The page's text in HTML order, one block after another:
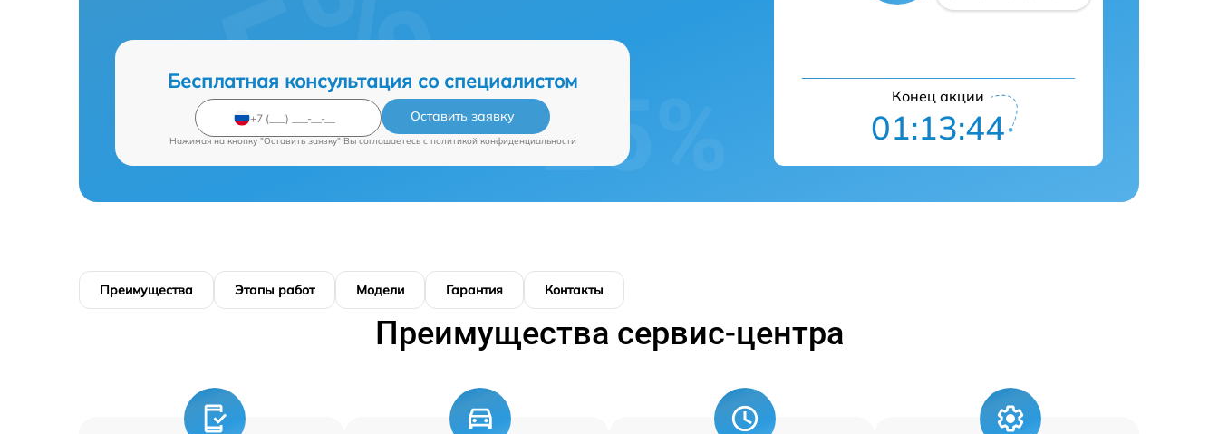
Бесплатная консультация со специалистом
Оставить заявку
Нажимая на кнопку "Оставить заявку" Вы соглашаетесь c политикой конфиденциальности
Конец акции
01:13:43
Преимущества Этапы работ Модели Гарантия Контакты
Преимущества сервис-центра